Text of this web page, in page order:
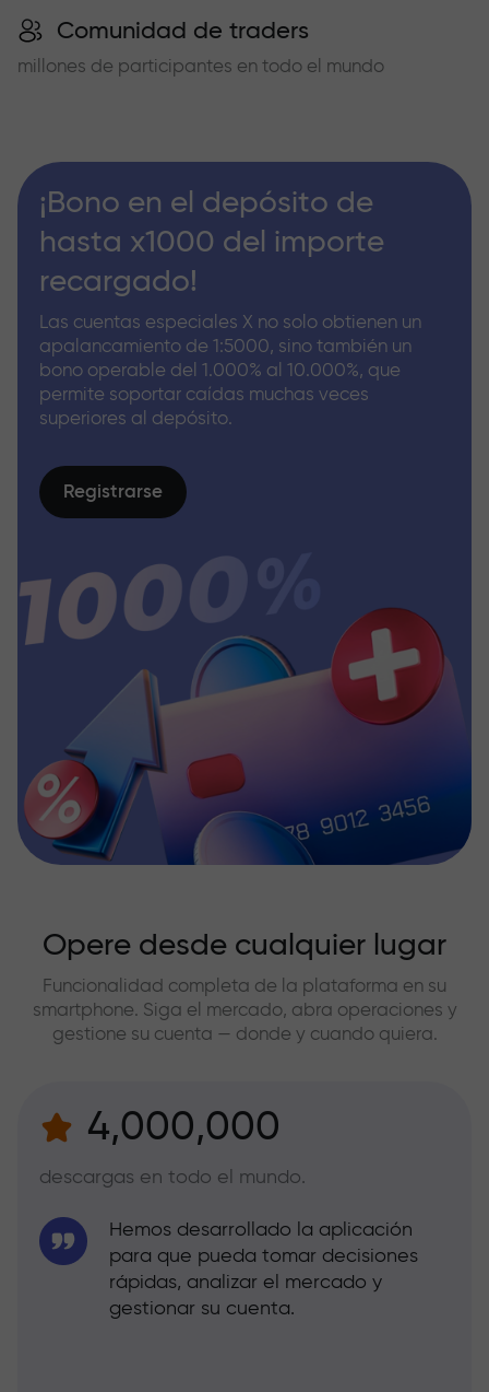
Comunidad de traders
millones de participantes en todo el mundo
¡Bono en el depósito de
hasta x1000 del importe
recargado!
Las cuentas especiales X no solo obtienen un
apalancamiento de 1:5000, sino también un
bono operable del 1.000% al 10.000%, que
permite soportar caídas muchas veces
superiores al depósito.
Registrarse
Opere desde cualquier lugar
Funcionalidad completa de la plataforma en su
smartphone. Siga el mercado, abra operaciones y
gestione su cuenta — donde y cuando quiera.
4,000,000
descargas en todo el mundo.
Hemos desarrollado la aplicación
para que pueda tomar decisiones
rápidas, analizar el mercado y
gestionar su cuenta.